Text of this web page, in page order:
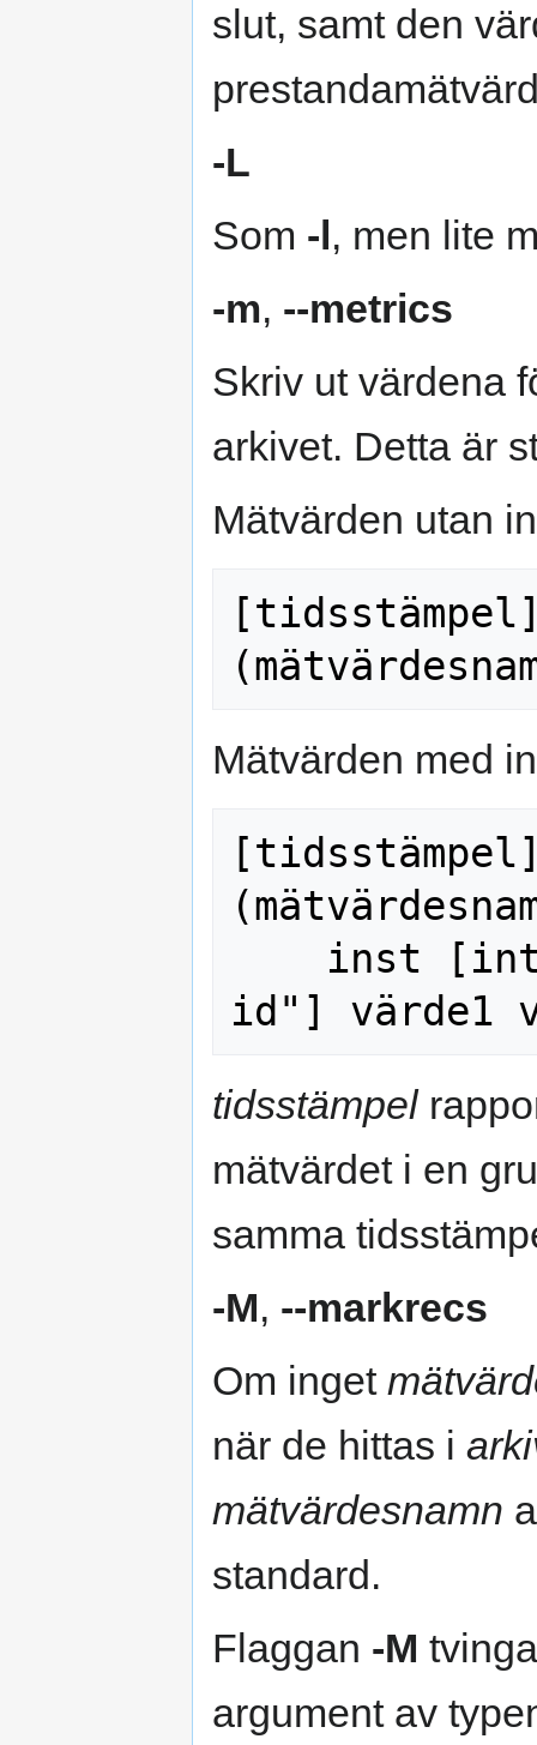
slut, samt den
-L
Som -l , men lite
-m, --metrics
Skriv ut värdena
arkivet. Detta är
Mätvärden utan
Mätvärden med
tidsstämpel
mätvärdet i en
samma
-M, --markrecs
Om inget
när de hittas i
mätvärdesnamn
standard.
Flaggan -M
argument av